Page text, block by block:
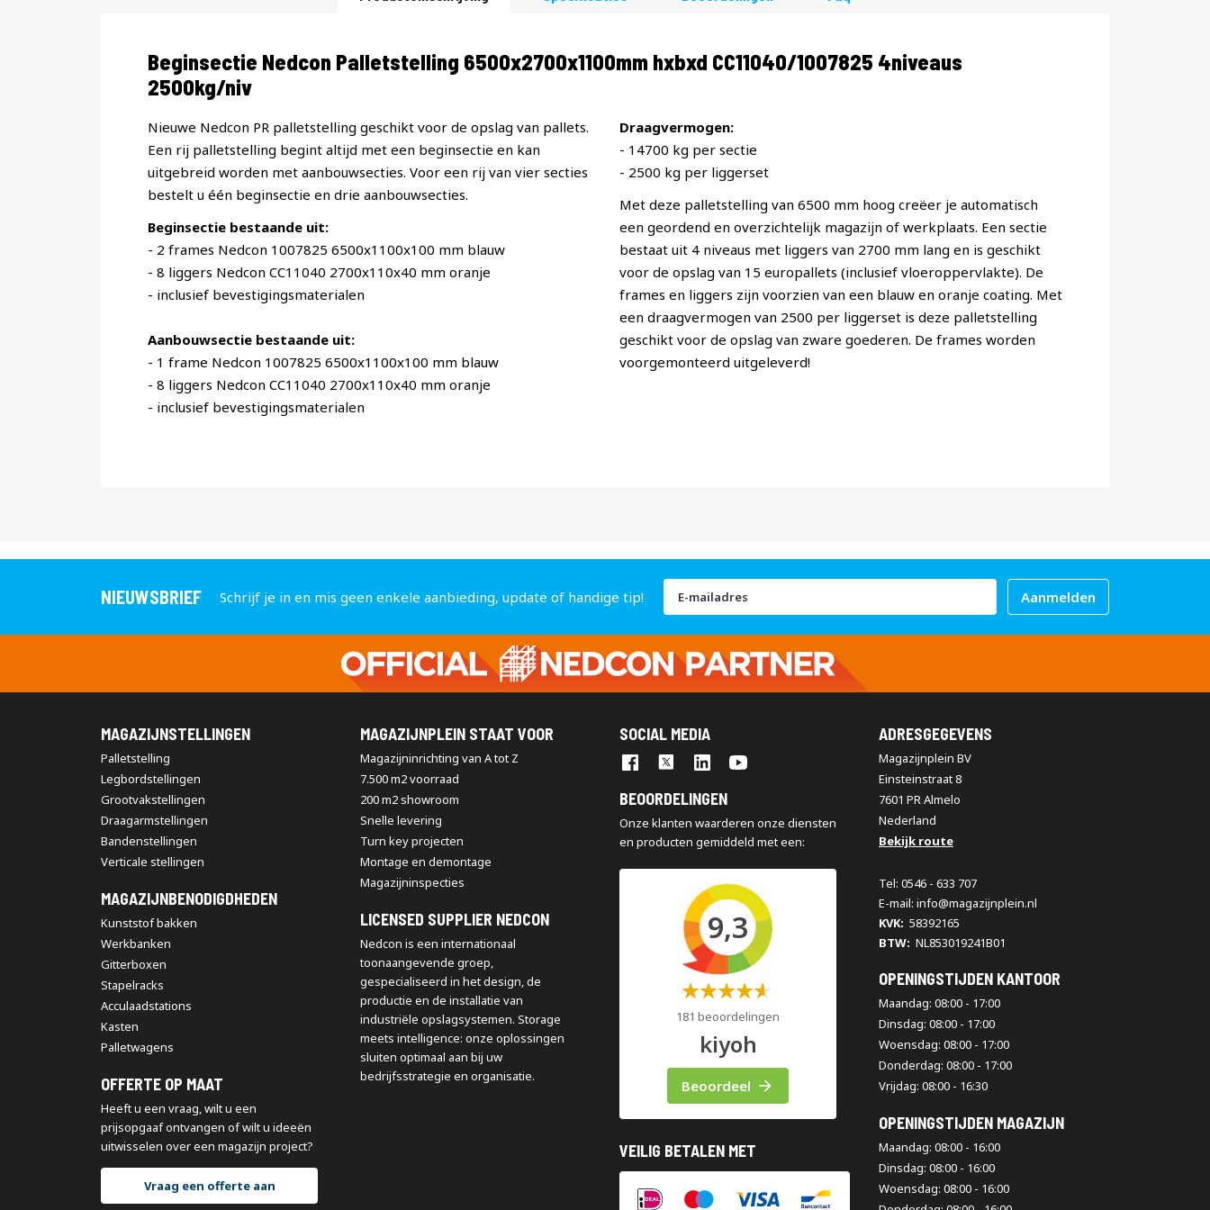
Productomschrijving
Beginsectie Nedcon Palletstelling 6500x2700x1100mm hxbxd CC11040/1007825 4niveaus
2500kg/niv
Nieuwe Nedcon PR palletstelling geschikt voor de opslag van pallets.
Een rij palletstelling begint altijd met een beginsectie en kan
uitgebreid worden met aanbouwsecties. Voor een rij van vier secties
bestelt u één beginsectie en drie aanbouwsecties.
Beginsectie bestaande uit:
- 2 frames Nedcon 1007825 6500x1100x100 mm blauw
- 8 liggers Nedcon CC11040 2700x110x40 mm oranje
- inclusief bevestigingsmaterialen
Aanbouwsectie bestaande uit:
- 1 frame Nedcon 1007825 6500x1100x100 mm blauw
- 8 liggers Nedcon CC11040 2700x110x40 mm oranje
- inclusief bevestigingsmaterialen
Draagvermogen:
- 14700 kg per sectie
- 2500 kg per liggerset
Met deze palletstelling van 6500 mm hoog creëer je automatisch
een geordend en overzichtelijk magazijn of werkplaats. Een sectie
bestaat uit 4 niveaus met liggers van 2700 mm lang en is geschikt
voor de opslag van 15 europallets (inclusief vloeroppervlakte). De
frames en liggers zijn voorzien van een blauw en oranje coating. Met
een draagvermogen van 2500 per liggerset is deze palletstelling
geschikt voor de opslag van zware goederen. De frames worden
voorgemonteerd uitgeleverd!
NIEUWSBRIEF Schrijf je in en mis geen enkele aanbieding, update of handige tip!
Abonneer
op
onze
nieuwsbrief
Aanmelden
MAGAZIJNSTELLINGEN
Palletstelling
Legbordstellingen
Grootvakstellingen
Draagarmstellingen
Bandenstellingen
Verticale stellingen
MAGAZIJNBENODIGDHEDEN
Kunststof bakken
Werkbanken
Gitterboxen
Stapelracks
Acculaadstations
Kasten
Palletwagens
OFFERTE OP MAAT
Heeft u een vraag, wilt u een
prijsopgaaf ontvangen of wilt u ideeën
uitwisselen over een magazijn project?
Vraag een offerte aan
MAGAZIJNPLEIN STAAT VOOR
Magazijninrichting van A tot Z
7.500 m2 voorraad
200 m2 showroom
Snelle levering
Turn key projecten
Montage en demontage
Magazijninspecties
LICENSED SUPPLIER NEDCON
Nedcon is een internationaal
toonaangevende groep,
gespecialiseerd in het design, de
productie en de installatie van
industriële opslagsystemen. Storage
meets intelligence: onze oplossingen
sluiten optimaal aan bij uw
bedrijfsstrategie en organisatie.
SOCIAL MEDIA
BEOORDELINGEN
Onze klanten waarderen onze diensten
en producten gemiddeld met een:
9,3
Waardering:
181 beoordelingen
kiyoh
Beoordeel
VEILIG BETALEN MET
ADRESGEGEVENS
Magazijnplein BV
Einsteinstraat 8
7601 PR Almelo
Nederland
Bekijk route
Tel: 0546 - 633 707
E-mail: info@magazijnplein.nl
KVK: 58392165
BTW: NL853019241B01
OPENINGSTIJDEN KANTOOR
Maandag: 08:00 - 17:00
Dinsdag: 08:00 - 17:00
Woensdag: 08:00 - 17:00
Donderdag: 08:00 - 17:00
Vrijdag: 08:00 - 16:30
OPENINGSTIJDEN MAGAZIJN
Maandag: 08:00 - 16:00
Dinsdag: 08:00 - 16:00
Woensdag: 08:00 - 16:00